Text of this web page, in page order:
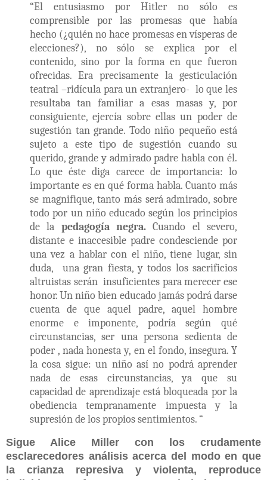
“El entusiasmo por Hitler no sólo es
comprensible por las promesas que había
hecho (¿quién no hace promesas en vísperas de
elecciones?), no sólo se explica por el
contenido, sino por la forma en que fueron
ofrecidas. Era precisamente la gesticulación
teatral –ridícula para un extranjero- lo que les
resultaba tan familiar a esas masas y, por
consiguiente, ejercía sobre ellas un poder de
sugestión tan grande. Todo niño pequeño está
sujeto a este tipo de sugestión cuando su
querido, grande y admirado padre habla con él.
Lo que éste diga carece de importancia: lo
importante es en qué forma habla. Cuanto más
se magnifique, tanto más será admirado, sobre
todo por un niño educado según los principios
de la pedagogía negra. Cuando el severo,
distante e inaccesible padre condesciende por
una vez a hablar con el niño, tiene lugar, sin
duda,
una gran fiesta, y todos los sacrificios
altruistas serán insuficientes para merecer ese
honor. Un niño bien educado jamás podrá darse
cuenta de que aquel padre, aquel hombre
enorme e imponente, podría según qué
circunstancias, ser una persona sedienta de
poder , nada honesta y, en el fondo, insegura. Y
la cosa sigue: un niño así no podrá aprender
nada de esas circunstancias, ya que su
capacidad de aprendizaje está bloqueada por la
obediencia tempranamente impuesta y la
supresión de los propios sentimientos. “
Sigue Alice Miller con los crudamente
esclarecedores análisis acerca del modo en que
la crianza represiva y violenta, reproduce